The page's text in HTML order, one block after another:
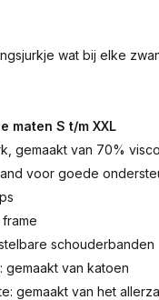
wat bij elke
maten S t/m XXL
gemaakt van 70%
voor goede
schouderbanden
gemaakt van katoen
gemaakt van het